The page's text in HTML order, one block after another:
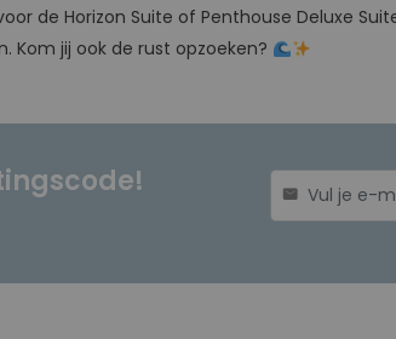
de Horizon Suite of Penthouse Deluxe
Kom jij ook de rust opzoeken?
mail